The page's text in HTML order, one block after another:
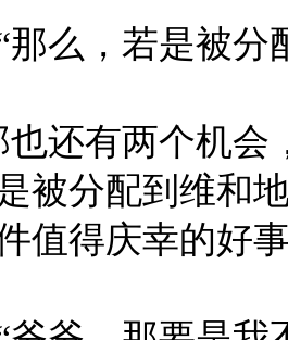
那么，若是被分
也还有两个机
被分配到维和
值得庆幸的好